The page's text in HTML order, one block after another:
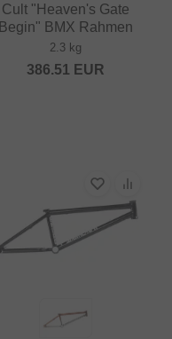
Cult "Heaven's Gate
Begin" BMX Rahmen
2.3 kg
386.51 EUR